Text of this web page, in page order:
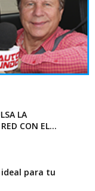
LA
CON EL...
ideal para tu